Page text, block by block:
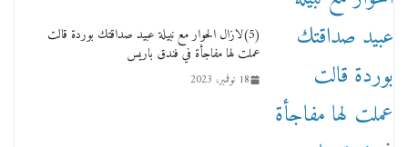
(5)لازال الحوار مع نبيلة عبيد صداقتك بوردة قالت
عملت لها مفاجأة في فندق باريس
18 نوفمبر، 2023